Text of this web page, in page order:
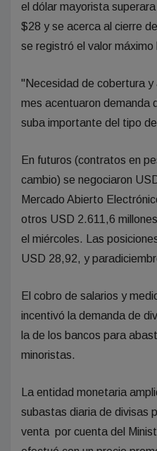
el dólar mayorista
$28 y se acerca al cierre
se registró el valor máximo
"Necesidad de cobertura y
mes acentuaron demanda
suba importante del tipo
En futuros (contratos en
cambio) se negociaron
Mercado Abierto
otros USD 2.611,6
el miércoles. Las
USD 28,92, y
El cobro de salarios y
incentivó la demanda de
la de los bancos para
minoristas.
La entidad monetaria
subastas diaria de divisas
venta por cuenta del